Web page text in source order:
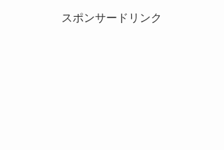
スポンサードリンク